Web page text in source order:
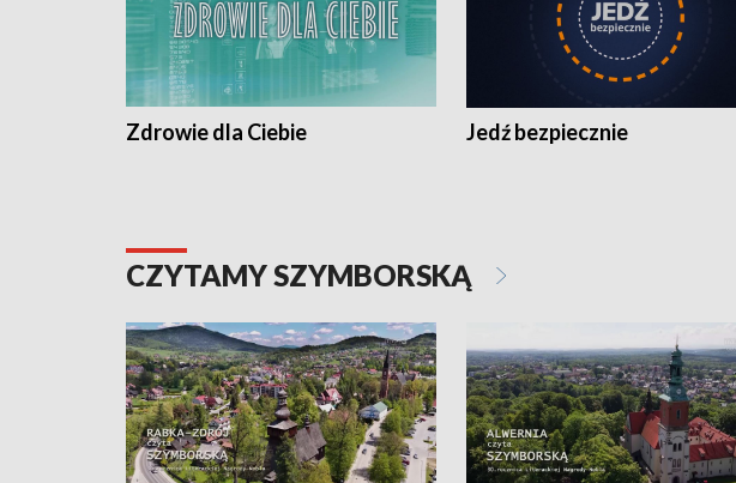
Zdrowie dla Ciebie Jedź bezpiecznie
CZYTAMY SZYMBORSKĄ